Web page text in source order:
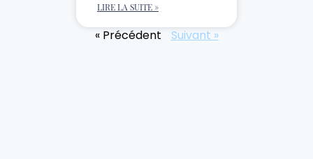
LIRE LA SUITE »
« Précédent Suivant »